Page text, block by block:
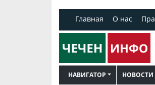
Главная О нас
НАВИГАТОР НОВОСТИ